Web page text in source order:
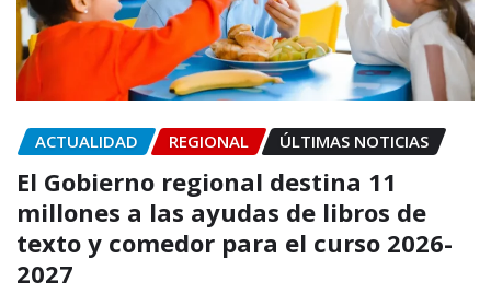
ACTUALIDAD REGIONAL ÚLTIMAS NOTICIAS
El Gobierno regional destina 11
millones a las ayudas de libros de
texto y comedor para el curso 2026-
2027